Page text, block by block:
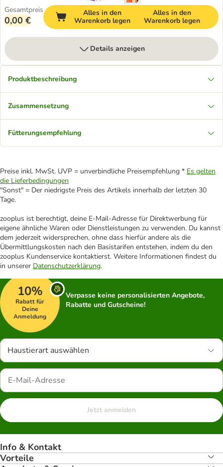
Gesamtpreis
0,00 €
Alles in den
Warenkorb legen
Alles in den
Warenkorb legen
Details anzeigen
Produktbeschreibung
Zusammensetzung
Fütterungsempfehlung
Preise inkl. MwSt. UVP = unverbindliche Preisempfehlung * Es gelten
die Lieferbedingungen
"Sonst" = Der niedrigste Preis des Artikels innerhalb der letzten 30
Tage.
zooplus ist berechtigt, deine E-Mail-Adresse für Direktwerbung für
eigene ähnliche Waren oder Dienstleistungen zu verwenden. Du kannst
dem jederzeit widersprechen, ohne dass hierfür andere als die
Übermittlungskosten nach den Basistarifen entstehen, indem du den
zooplus Kundenservice kontaktierst. Weitere Informationen findest du
in unserer Datenschutzerklärung.
10%
Rabatt für
Deine
Anmeldung
Verpasse keine personalisierten Angebote,
Rabatte und Gutscheine!
Haustierart auswählen
Jetzt anmelden
Info & Kontakt
Vorteile